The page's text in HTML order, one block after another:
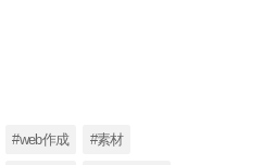
#web作成 #素材